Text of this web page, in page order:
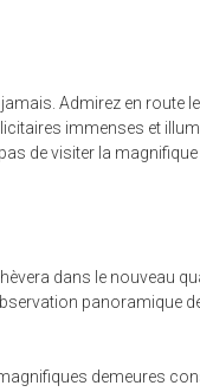
Admirez en route
immenses et
de visiter la magnifique
dans le nouveau
panoramique
demeures